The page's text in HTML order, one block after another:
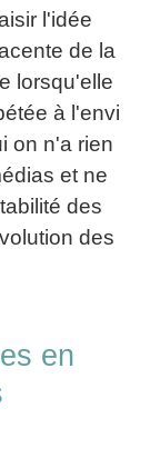
l'idée
de la
lorsqu'elle
à l'envi
on n'a rien
et ne
des
des
en